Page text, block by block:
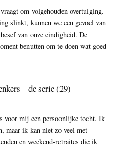
om volgehouden overtuiging.
slinkt, kunnen we een gevoel van
van onze eindigheid. De
benutten om te doen wat goed
– de serie (29)
voor mij een persoonlijke tocht. Ik
maar ik kan niet zo veel met
en weekend-retraites die ik